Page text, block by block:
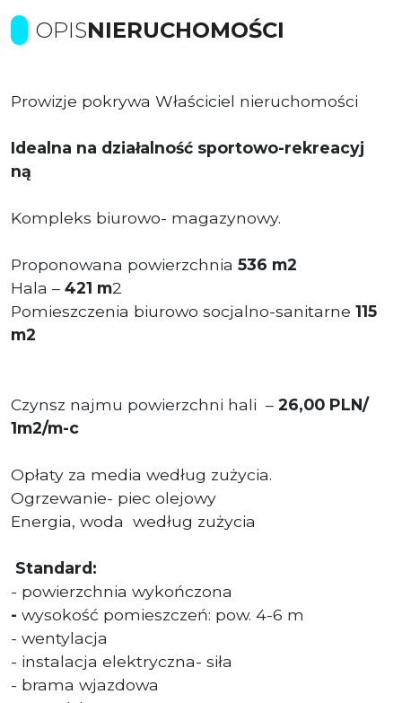
OPISNIERUCHOMOŚCI
Prowizje pokrywa Właściciel nieruchomości
Idealna na działalność sportowo-rekreacyj
ną
Kompleks biurowo- magazynowy.
Proponowana powierzchnia 536 m2
Hala – 421 m2
Pomieszczenia biurowo socjalno-sanitarne 115
m2
Czynsz najmu powierzchni hali – 26,00 PLN/
1m2/m-c
Opłaty za media według zużycia.
Ogrzewanie- piec olejowy
Energia, woda według zużycia
Standard:
- powierzchnia wykończona
- wysokość pomieszczeń: pow. 4-6 m
- wentylacja
- instalacja elektryczna- siła
- brama wjazdowa